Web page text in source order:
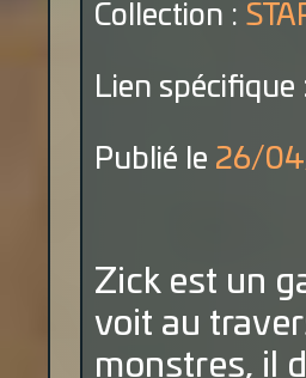
Collection :
Lien spécifique
Publié le 26/
Zick est un
voit au
monstres, il